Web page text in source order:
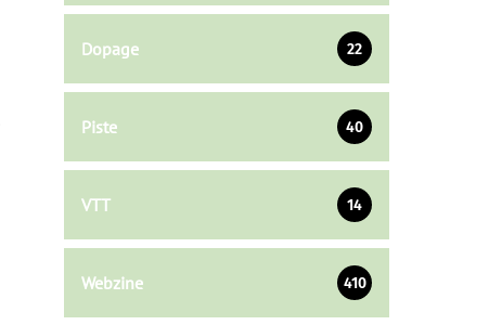
Dopage 22
Piste 40
VTT 14
Webzine 410